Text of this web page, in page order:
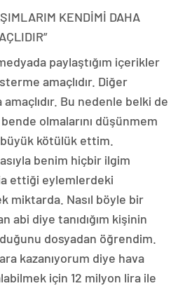
KENDİMİ DAHA
paylaştığım içerikler
amaçlıdır. Diğer
Bu nedenle belki de
olmalarını düşünmem
kötülük ettim.
benim hiçbir ilgim
ettiği eylemlerdeki
miktarda. Nasıl böyle bir
abi diye tanıdığım kişinin
dosyadan öğrendim.
kazanıyorum diye hava
için 12 milyon lira ile